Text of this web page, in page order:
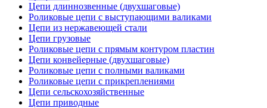
Цепи длиннозвенные (двухшаговые)
Роликовые цепи с выступающими валиками
Цепи из нержавеющей стали
Цепи грузовые
Роликовые цепи с прямым контуром пластин
Цепи конвейерные (двухшаговые)
Роликовые цепи с полными валиками
Роликовые цепи с прикреплениями
Цепи сельскохозяйственные
Цепи приводные